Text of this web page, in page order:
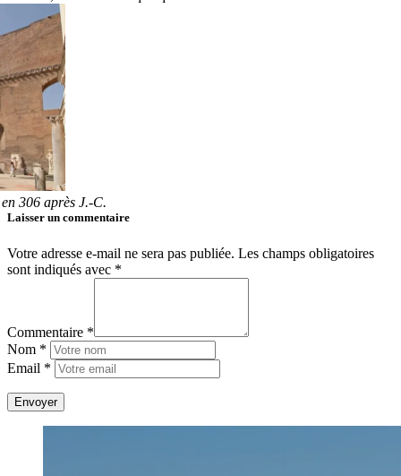
306 après J.-C.
Laisser un commentaire
Votre adresse e-mail ne sera pas publiée. Les champs obligatoires
sont indiqués avec *
Commentaire *
Nom *
Email *